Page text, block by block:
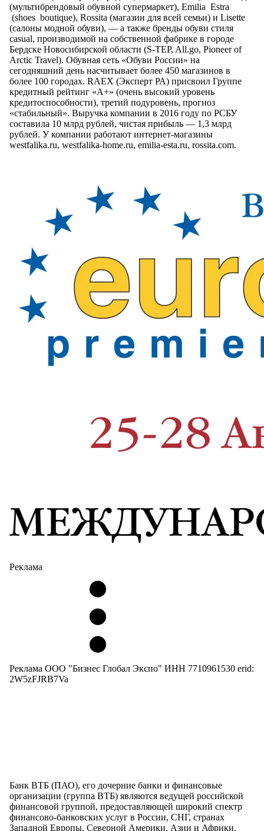
(мультибрендовый обувной супермаркет), Emilia Estra
(shoes boutique), Rossita (магазин для всей семьи) и Lisette
(салоны модной обуви), — а также бренды обуви стиля
casual, производимой на собственной фабрике в городе
Бердске Новосибирской области (S-TEP, All.go, Pioneer of
Arctic Travel). Обувная сеть «Обуви России» на
сегодняшний день насчитывает более 450 магазинов в
более 100 городах. RAEX (Эксперт РА) присвоил Группе
кредитный рейтинг «А+» (очень высокий уровень
кредитоспособности), третий подуровень, прогноз
«стабильный». Выручка компании в 2016 году по РСБУ
составила 10 млрд рублей, чистая прибыль — 1,3 млрд
рублей. У компании работают интернет-магазины
westfalika.ru, westfalika-home.ru, emilia-esta.ru, rossita.com.
Реклама
Реклама ООО "Бизнес Глобал Экспо" ИНН 7710961530 erid:
2W5zFJRB7Va
Банк ВТБ (ПАО), его дочерние банки и финансовые
организации (группа ВТБ) являются ведущей российской
финансовой группой, предоставляющей широкий спектр
финансово-банковских услуг в России, СНГ, странах
Западной Европы, Северной Америки, Азии и Африки.